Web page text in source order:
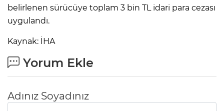
belirlenen sürücüye toplam 3 bin TL idari para cezası
uygulandı.
Kaynak: İHA
Yorum Ekle
Adınız Soyadınız